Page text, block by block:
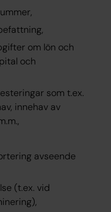
om lön och
och
som t.ex.
innehav av
avseende
(t.ex. vid